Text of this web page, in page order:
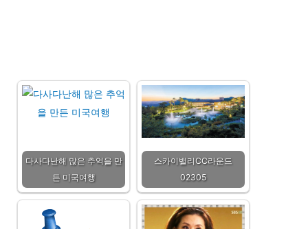
다사다난해 많은 추억을 만
든 미국여행
스카이밸리CC라운드
02305